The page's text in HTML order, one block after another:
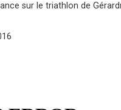
sur le triathlon de